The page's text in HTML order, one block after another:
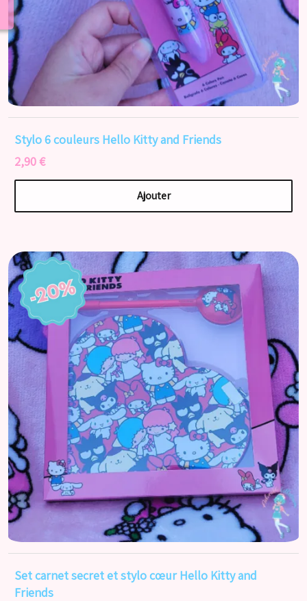
Stylo 6 couleurs Hello Kitty and Friends
2,90 €
Ajouter
Set carnet secret et stylo cœur Hello Kitty and
Friends